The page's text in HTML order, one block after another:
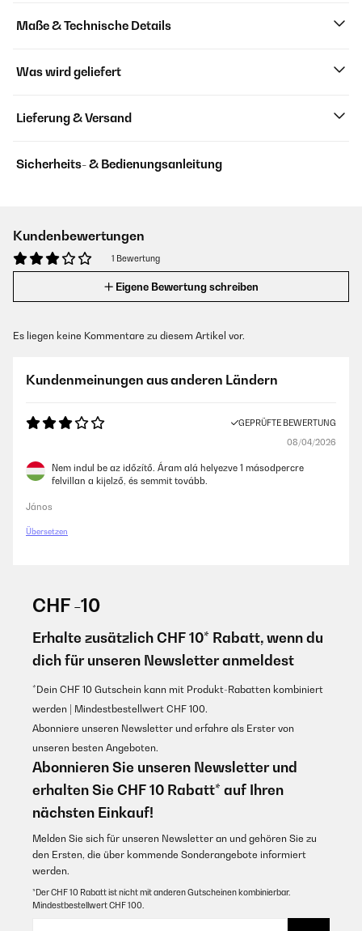
Maße & Technische Details
Was wird geliefert
Lieferung & Versand
Sicherheits- & Bedienungsanleitung
Kundenbewertungen
1 Bewertung
Eigene Bewertung schreiben
Es liegen keine Kommentare zu diesem Artikel vor.
Kundenmeinungen aus anderen Ländern
GEPRÜFTE BEWERTUNG
08/04/2026
Nem indul be az időzítő. Áram alá helyezve 1 másodpercre
felvillan a kijelző, és semmit tovább.
János
Übersetzen
CHF -10
Erhalte zusätzlich CHF 10* Rabatt, wenn du
dich für unseren Newsletter anmeldest
*Dein CHF 10 Gutschein kann mit Produkt-Rabatten kombiniert
werden | Mindestbestellwert CHF 100.
Abonniere unseren Newsletter und erfahre als Erster von
unseren besten Angeboten.
Abonnieren Sie unseren Newsletter und
erhalten Sie CHF 10 Rabatt* auf Ihren
nächsten Einkauf!
Melden Sie sich für unseren Newsletter an und gehören Sie zu
den Ersten, die über kommende Sonderangebote informiert
werden.
*Der CHF 10 Rabatt ist nicht mit anderen Gutscheinen kombinierbar.
Mindestbestellwert CHF 100.